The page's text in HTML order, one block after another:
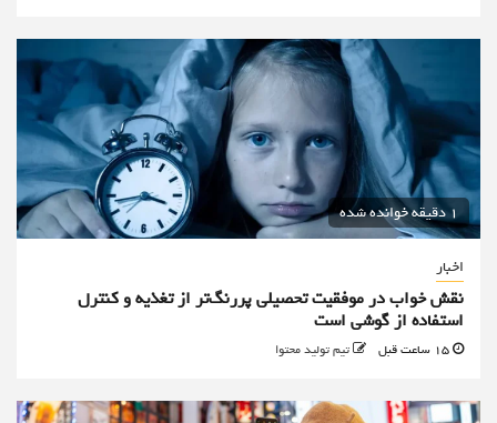
1 دقیقه خوانده شده
اخبار
نقش خواب در موفقیت تحصیلی پررنگ‌تر از تغذیه و کنترل
استفاده از گوشی است
تیم تولید محتوا